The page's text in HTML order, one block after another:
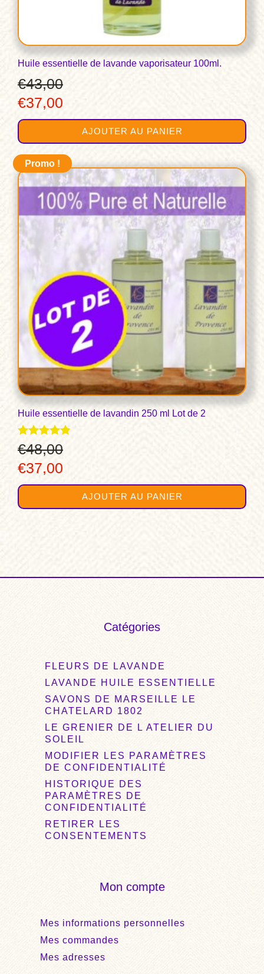
Huile essentielle de lavande vaporisateur 100ml.
€43,00
Le
prix
initial
était :
€43,00.
€37,00
prix
actuel
est :
€37,00.
AJOUTER AU PANIER
Promo !
Huile essentielle de lavandin 250 ml Lot de 2
Note
4.75
sur 5
€48,00
Le
prix
initial
€37,00
prix
actuel
AJOUTER AU PANIER
Catégories
FLEURS DE LAVANDE
LAVANDE HUILE ESSENTIELLE
SAVONS DE MARSEILLE LE
CHATELARD 1802
LE GRENIER DE L ATELIER DU
SOLEIL
MODIFIER LES PARAMÈTRES
DE CONFIDENTIALITÉ
HISTORIQUE DES
PARAMÈTRES DE
CONFIDENTIALITÉ
RETIRER LES
CONSENTEMENTS
Mon compte
Mes informations personnelles
Mes commandes
Mes adresses